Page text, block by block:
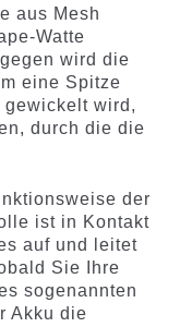
aus Mesh
Watte
wird die
eine Spitze
gewickelt wird,
durch die die
der
ist in Kontakt
auf und leitet
Sie Ihre
sogenannten
Akku die